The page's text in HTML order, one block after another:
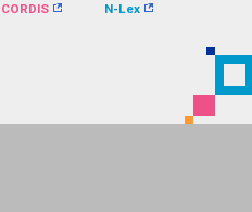
CORDIS N-Lex